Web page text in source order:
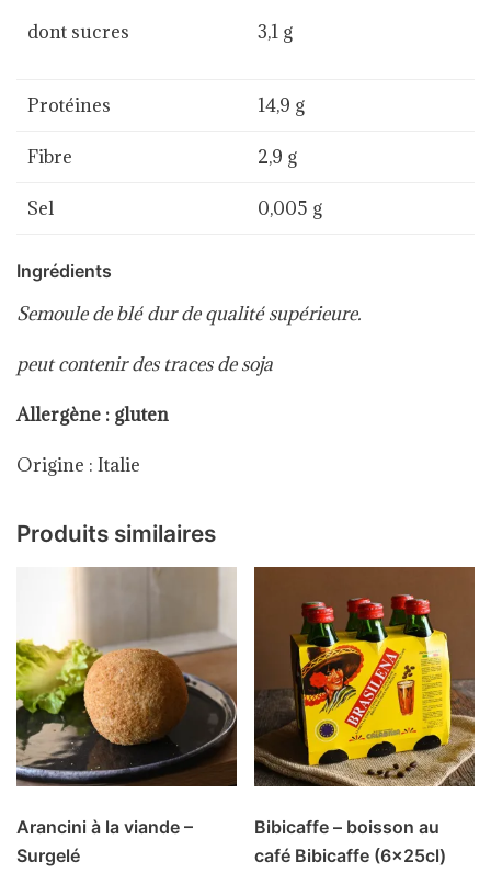
dont sucres 3,1 g
Protéines 14,9 g
Fibre 2,9 g
Sel 0,005 g
Ingrédients
Semoule de blé dur de qualité supérieure.
peut contenir des traces de soja
Allergène : gluten
Origine : Italie
Produits similaires
Arancini à la viande –
Surgelé
Bibicaffe – boisson au
café Bibicaffe (6x25cl)